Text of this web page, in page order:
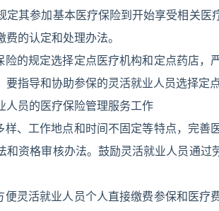
定其参加基本医疗保险到开始享受相关医
的认定和处理办法。
的规定选择定点医疗机构和定点药店，
指导和协助参保的灵活就业人员选择定
人员的医疗保险管理服务工作
、工作地点和时间不固定等特点，完善
和资格审核办法。鼓励灵活就业人员通过
灵活就业人员个人直接缴费参保和医疗